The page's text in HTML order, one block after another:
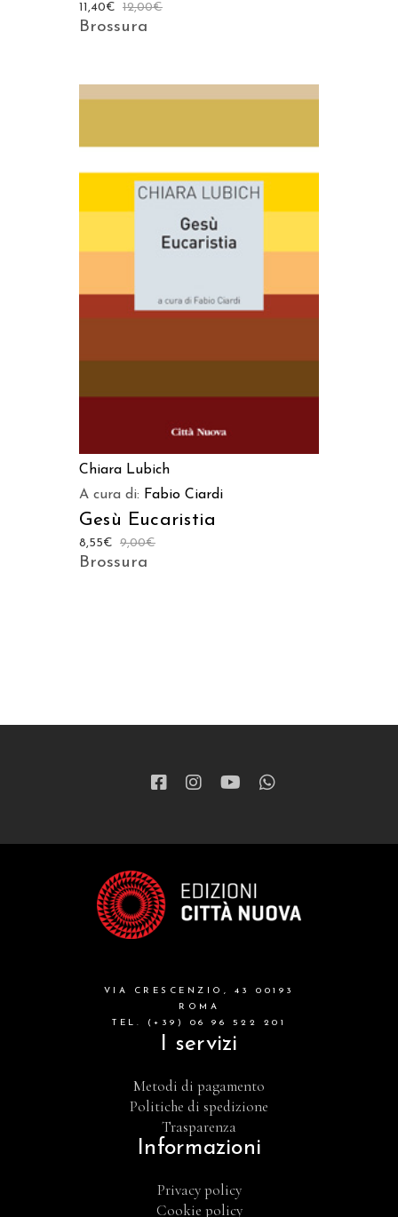
12,00€
11,40€
Brossura
Chiara Lubich
A cura di: Fabio Ciardi
Gesù Eucaristia
9,00€
8,55€
Brossura
VIA CRESCENZIO, 43 00193
ROMA
TEL. (+39) 06 96 522 201
I servizi
Metodi di pagamento
Politiche di spedizione
Trasparenza
Informazioni
Privacy policy
Cookie policy